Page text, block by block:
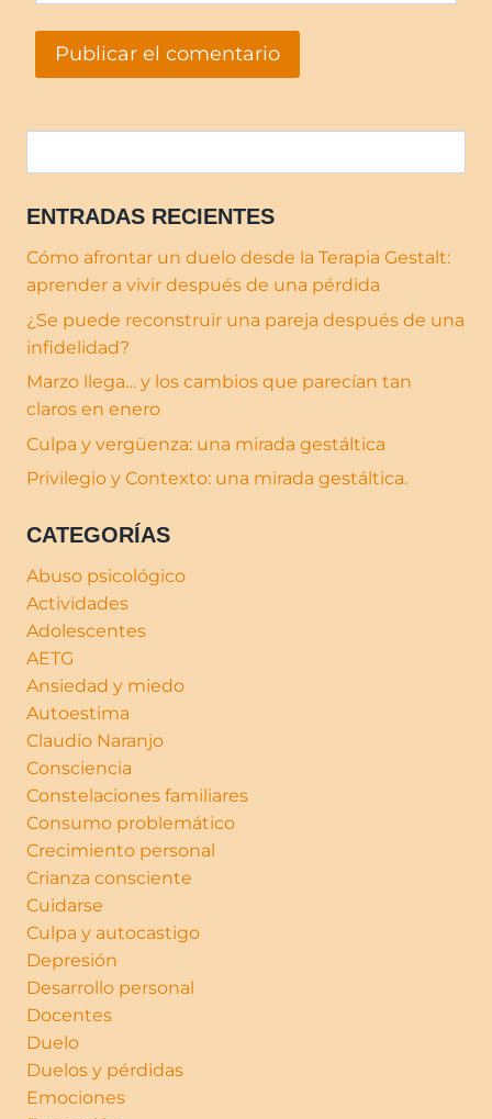
ENTRADAS RECIENTES
Cómo afrontar un duelo desde la Terapia Gestalt:
aprender a vivir después de una pérdida
¿Se puede reconstruir una pareja después de una
infidelidad?
Marzo llega… y los cambios que parecían tan
claros en enero
Culpa y vergüenza: una mirada gestáltica
Privilegio y Contexto: una mirada gestáltica.
CATEGORÍAS
Abuso psicológico
Actividades
Adolescentes
AETG
Ansiedad y miedo
Autoestima
Claudio Naranjo
Consciencia
Constelaciones familiares
Consumo problemático
Crecimiento personal
Crianza consciente
Cuidarse
Culpa y autocastigo
Depresión
Desarrollo personal
Docentes
Duelo
Duelos y pérdidas
Emociones